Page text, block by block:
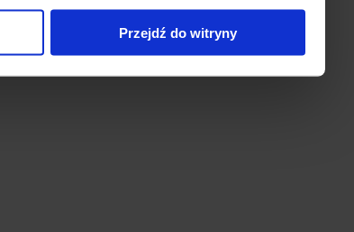
Przejdź do witryny